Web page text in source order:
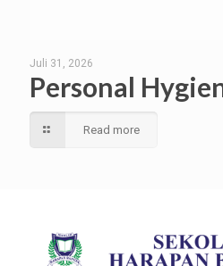
Juli 31, 2026
Personal
Read more